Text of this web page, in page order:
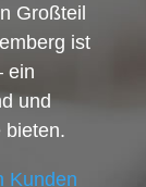
Großteil
ist
ein
und
bieten.
Kunden